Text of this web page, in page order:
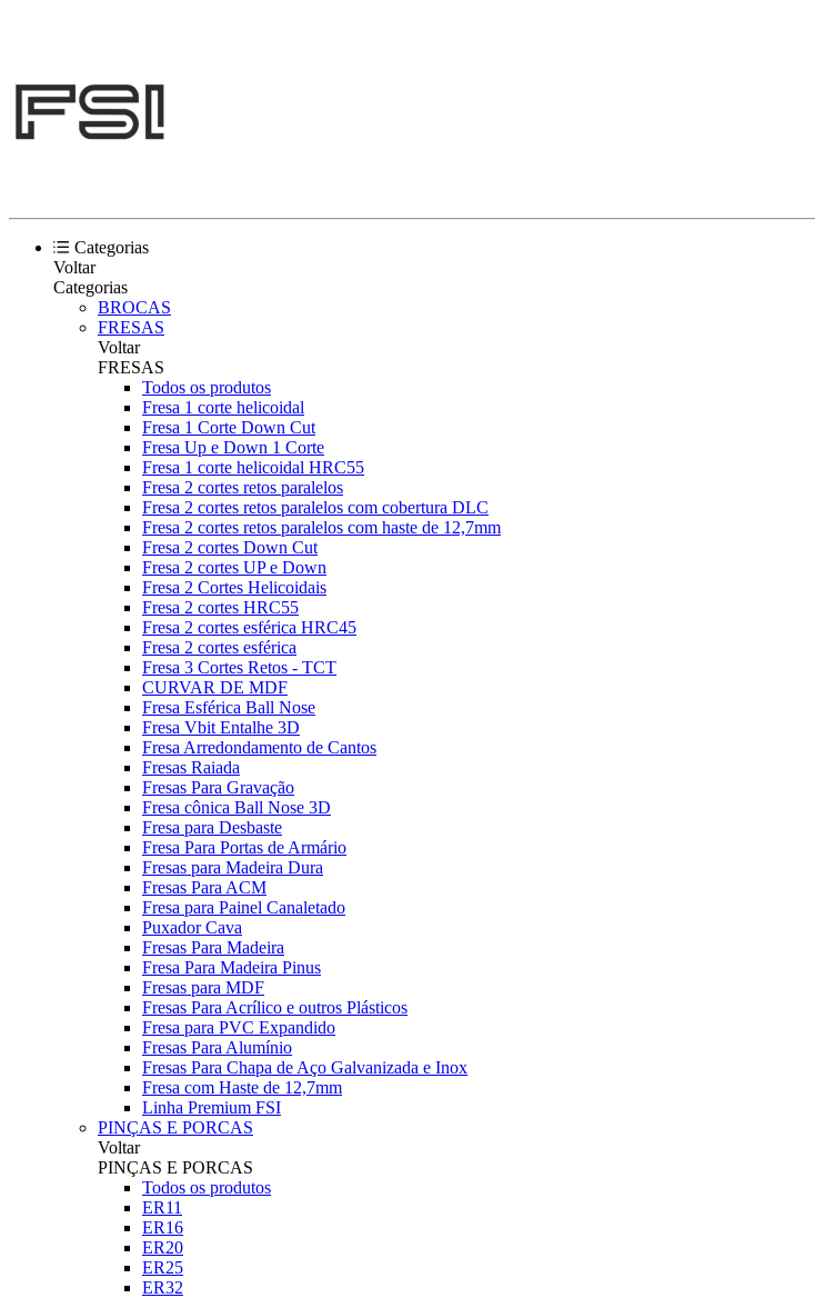
Categorias
Voltar
Categorias
BROCAS
FRESAS
Voltar
FRESAS
Todos os produtos
Fresa 1 corte helicoidal
Fresa 1 Corte Down Cut
Fresa Up e Down 1 Corte
Fresa 1 corte helicoidal HRC55
Fresa 2 cortes retos paralelos
Fresa 2 cortes retos paralelos com cobertura DLC
Fresa 2 cortes retos paralelos com haste de 12,7mm
Fresa 2 cortes Down Cut
Fresa 2 cortes UP e Down
Fresa 2 Cortes Helicoidais
Fresa 2 cortes HRC55
Fresa 2 cortes esférica HRC45
Fresa 2 cortes esférica
Fresa 3 Cortes Retos - TCT
CURVAR DE MDF
Fresa Esférica Ball Nose
Fresa Vbit Entalhe 3D
Fresa Arredondamento de Cantos
Fresas Raiada
Fresas Para Gravação
Fresa cônica Ball Nose 3D
Fresa para Desbaste
Fresa Para Portas de Armário
Fresas para Madeira Dura
Fresas Para ACM
Fresa para Painel Canaletado
Puxador Cava
Fresas Para Madeira
Fresa Para Madeira Pinus
Fresas para MDF
Fresas Para Acrílico e outros Plásticos
Fresa para PVC Expandido
Fresas Para Alumínio
Fresas Para Chapa de Aço Galvanizada e Inox
Fresa com Haste de 12,7mm
Linha Premium FSI
PINÇAS E PORCAS
Voltar
PINÇAS E PORCAS
Todos os produtos
ER11
ER16
ER20
ER25
ER32